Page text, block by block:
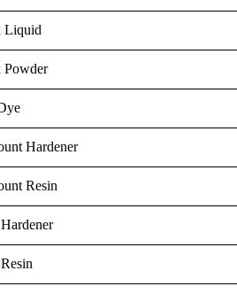
Liquid
Powder
Hardener
Resin